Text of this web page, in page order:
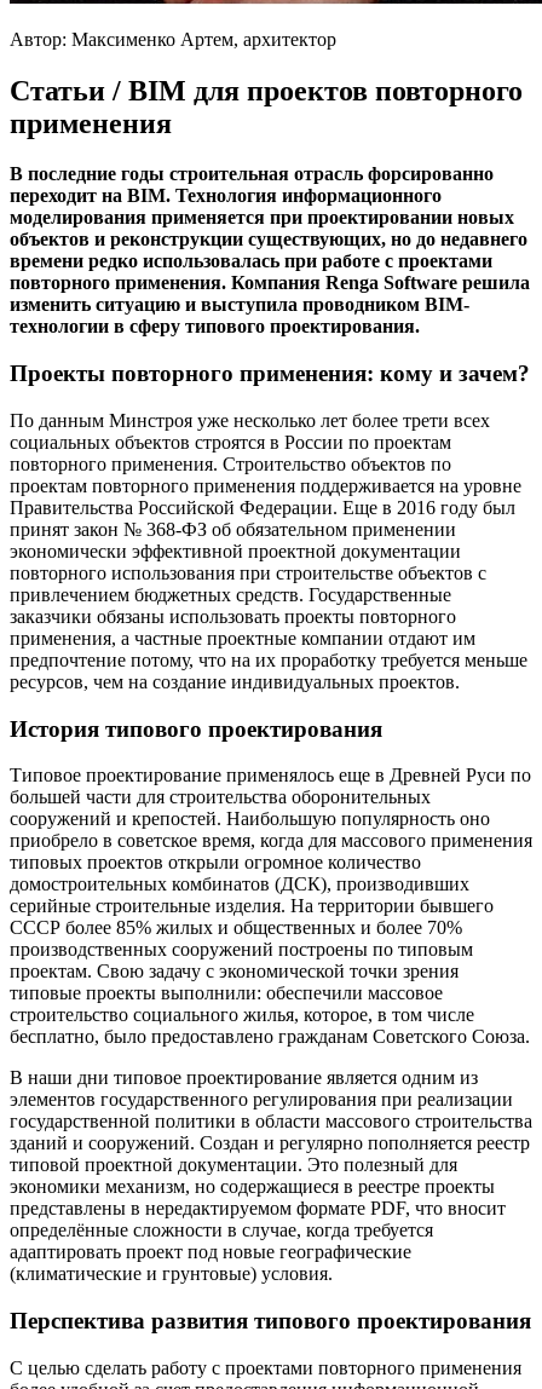
Автор: Максименко Артем, архитектор
Статьи / BIM для проектов повторного
применения
В последние годы строительная отрасль форсированно
переходит на BIM. Технология информационного
моделирования применяется при проектировании новых
объектов и реконструкции существующих, но до недавнего
времени редко использовалась при работе с проектами
повторного применения. Компания Renga Software решила
изменить ситуацию и выступила проводником BIM-
технологии в сферу типового проектирования.
Проекты повторного применения: кому и зачем?
По данным Минстроя уже несколько лет более трети всех
социальных объектов строятся в России по проектам
повторного применения. Строительство объектов по
проектам повторного применения поддерживается на уровне
Правительства Российской Федерации. Еще в 2016 году был
принят закон № 368-ФЗ об обязательном применении
экономически эффективной проектной документации
повторного использования при строительстве объектов с
привлечением бюджетных средств. Государственные
заказчики обязаны использовать проекты повторного
применения, а частные проектные компании отдают им
предпочтение потому, что на их проработку требуется меньше
ресурсов, чем на создание индивидуальных проектов.
История типового проектирования
Типовое проектирование применялось еще в Древней Руси по
большей части для строительства оборонительных
сооружений и крепостей. Наибольшую популярность оно
приобрело в советское время, когда для массового применения
типовых проектов открыли огромное количество
домостроительных комбинатов (ДСК), производивших
серийные строительные изделия. На территории бывшего
СССР более 85% жилых и общественных и более 70%
производственных сооружений построены по типовым
проектам. Свою задачу с экономической точки зрения
типовые проекты выполнили: обеспечили массовое
строительство социального жилья, которое, в том числе
бесплатно, было предоставлено гражданам Советского Союза.
В наши дни типовое проектирование является одним из
элементов государственного регулирования при реализации
государственной политики в области массового строительства
зданий и сооружений. Создан и регулярно пополняется реестр
типовой проектной документации. Это полезный для
экономики механизм, но содержащиеся в реестре проекты
представлены в нередактируемом формате PDF, что вносит
определённые сложности в случае, когда требуется
адаптировать проект под новые географические
(климатические и грунтовые) условия.
Перспектива развития типового проектирования
С целью сделать работу с проектами повторного применения